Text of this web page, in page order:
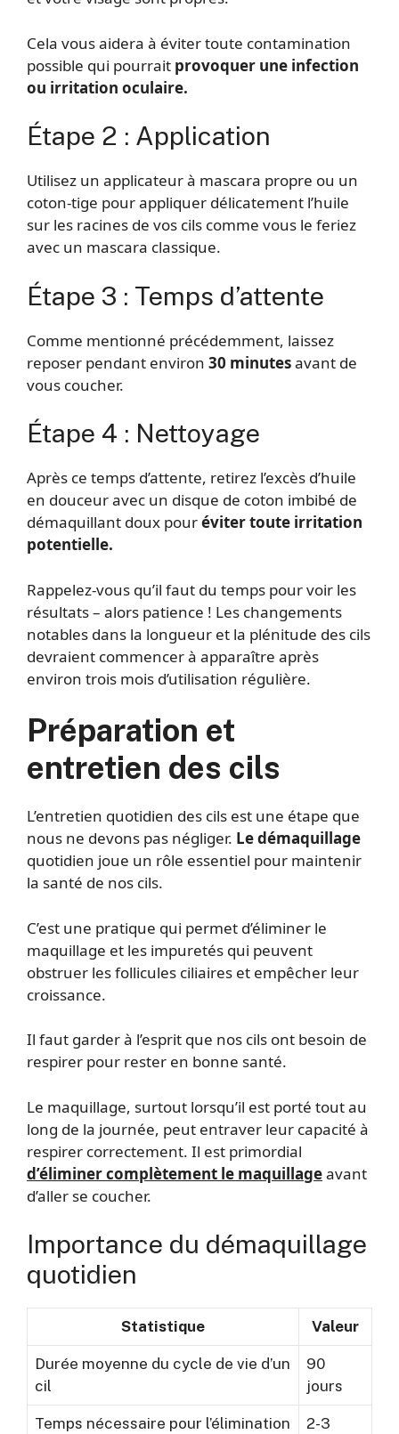
Cela vous aidera à éviter toute contamination
possible qui pourrait provoquer une infection
ou irritation oculaire.
Étape 2 : Application
Utilisez un applicateur à mascara propre ou un
coton-tige pour appliquer délicatement l’huile
sur les racines de vos cils comme vous le feriez
avec un mascara classique.
Étape 3 : Temps d’attente
Comme mentionné précédemment, laissez
reposer pendant environ 30 minutesavant de
vous coucher.
Étape 4 : Nettoyage
Après ce temps d’attente, retirez l’excès d’huile
en douceur avec un disque de coton imbibé de
démaquillant doux pouréviter toute irritation
potentielle.
Rappelez-vous qu’il faut du temps pour voir les
résultats – alors patience ! Les changements
notables dans la longueur et la plénitude des cils
devraient commencer à apparaître après
environ trois mois d’utilisation régulière.
Préparation et
entretien des cils
L’entretien quotidien des cils est une étape que
nous ne devons pas négliger. Le démaquillage
quotidien joue un rôle essentiel pour maintenir
la santé de nos cils.
C’est une pratique qui permet d’éliminer le
maquillage et les impuretés qui peuvent
obstruer les follicules ciliaires et empêcher leur
croissance.
Il faut garder à l’esprit que nos cils ont besoin de
respirer pour rester en bonne santé.
Le maquillage, surtout lorsqu’il est porté tout au
long de la journée, peut entraver leur capacité à
respirer correctement. Il est primordial
d’éliminer complètement le maquillageavant
d’aller se coucher.
Importance du démaquillage
quotidien
Statistique Valeur
Durée moyenne du cycle de vie d’un
cil
90
jours
Temps nécessaire pour l’élimination
2-3